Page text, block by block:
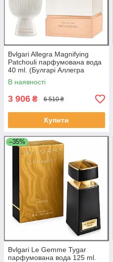
Bvlgari Allegra Magnifying
Patchouli парфумована вода
40 ml. (Булгарі Аллегра
Магнифинг Пачулі)
В наявності
3 906 ₴ 6 510 ₴
Купити
–35%
Bvlgari Le Gemme Tygar
парфумована вода 125 ml.